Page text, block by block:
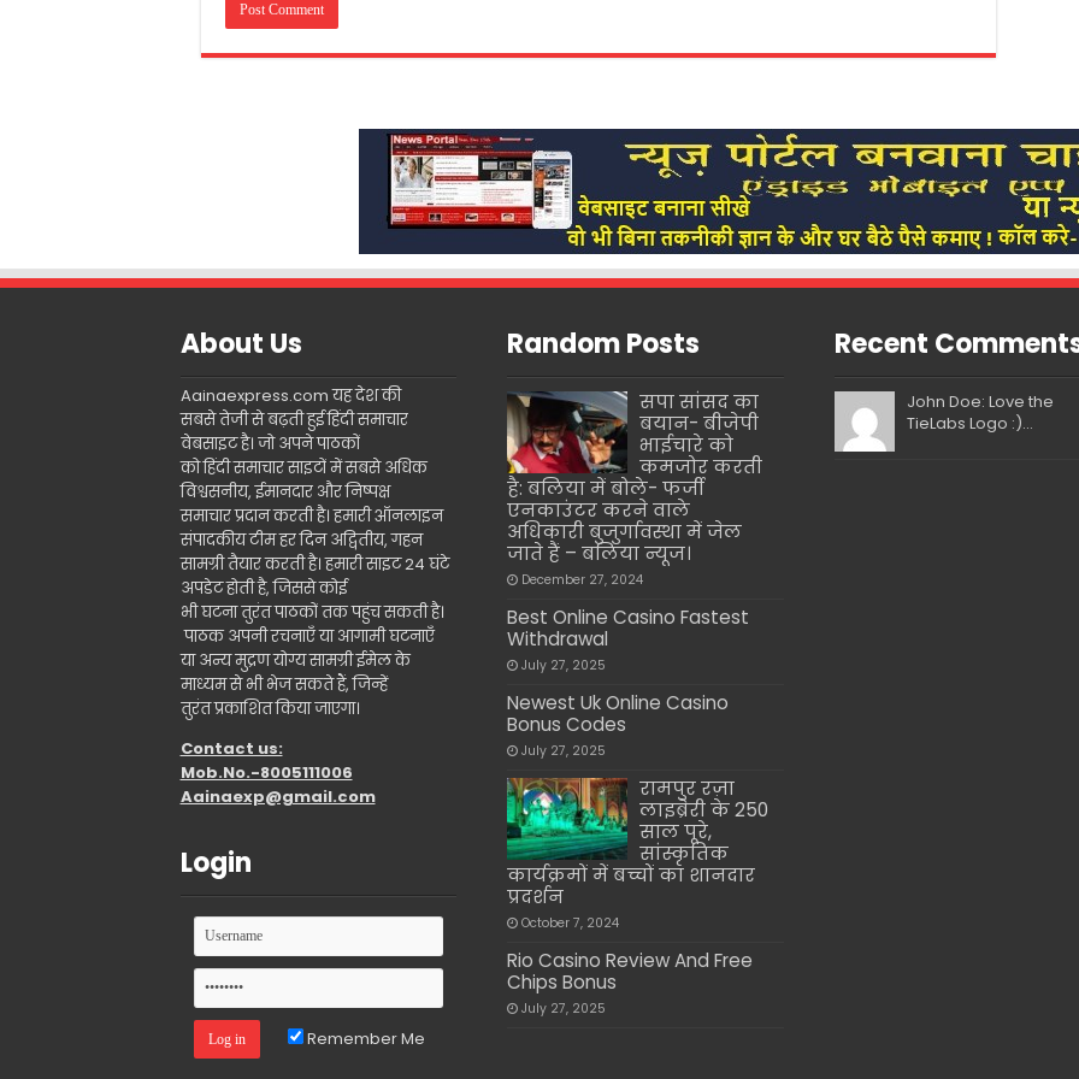
About Us
Aainaexpress.com यह देश की
सबसे तेजी से बढ़ती हुई हिंदी समाचार
वेबसाइट है। जो अपने पाठकों
को हिंदी समाचार साइटों में सबसे अधिक
विश्वसनीय, ईमानदार और निष्पक्ष
समाचार प्रदान करती है। हमारी ऑनलाइन
संपादकीय टीम हर दिन अद्वितीय, गहन
सामग्री तैयार करती है। हमारी साइट 24 घंटे
अपडेट होती है, जिससे कोई
भी घटना तुरंत पाठकों तक पहुंच सकती है।
पाठक अपनी रचनाएँ या आगामी घटनाएँ
या अन्य मुद्रण योग्य सामग्री ईमेल के
माध्यम से भी भेज सकते हैं, जिन्हें
तुरंत प्रकाशित किया जाएगा।
Contact us:
Mob.No.-8005111006
Aainaexp@gmail.com
Login
Remember Me
Random Posts
सपा सांसद का
बयान- बीजेपी
भाईचारे को
कमजोर करती
है: बलिया में बोले- फर्जी
एनकाउंटर करने वाले
अधिकारी बुजुर्गावस्था में जेल
जाते हैं – बलिया न्यूज।
December 27, 2024
Best Online Casino Fastest
Withdrawal
July 27, 2025
Newest Uk Online Casino
Bonus Codes
July 27, 2025
रामपुर रज़ा
लाइब्रेरी के 250
साल पूरे,
सांस्कृतिक
कार्यक्रमों में बच्चों का शानदार
प्रदर्शन
October 7, 2024
Rio Casino Review And Free
Chips Bonus
July 27, 2025
Recent
John Doe: Love the
TieLabs Logo :)...